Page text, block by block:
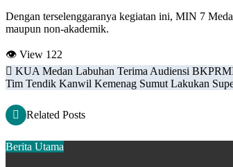
Dengan terselenggaranya kegiatan ini, MIN 7
maupun non-akademik.
👁 View 122
Navigasi
pos
KUA Medan Labuhan Terima Audiensi
Tim Tendik Kanwil Kemenag Sumut Lakukan
Related Posts
Berita Utama